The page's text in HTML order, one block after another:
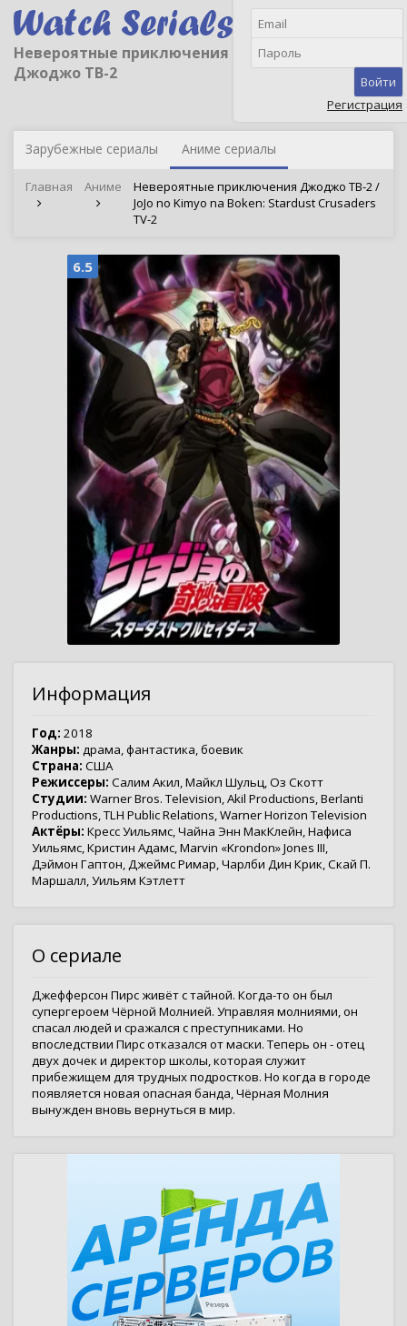
Невероятные приключения
Джоджо ТВ-2
Войти
Регистрация
Зарубежные сериалы Аниме сериалы
Главная Аниме
Невероятные приключения Джоджо ТВ-2 /
JoJo no Kimyo na Boken: Stardust Crusaders
TV-2
6.5
Информация
Год: 2018
Жанры: драма,фантастика,боевик
Страна: США
Режиссеры: Салим Акил,Майкл Шульц,Оз Скотт
Студии: Warner Bros. Television,Akil Productions,Berlanti
Productions,TLH Public Relations,Warner Horizon Television
Актёры: Кресс Уильямс,Чайна Энн МакКлейн,Нафиса
Уильямс,Кристин Адамс,Marvin «Krondon» Jones III,
Дэймон Гаптон,Джеймс Римар,Чарлби Дин Крик,Скай П.
Маршалл,Уильям Кэтлетт
О сериале
Джефферсон Пирс живёт с тайной. Когда-то он был
супергероем Чёрной Молнией. Управляя молниями, он
спасал людей и сражался с преступниками. Но
впоследствии Пирс отказался от маски. Теперь он - отец
двух дочек и директор школы, которая служит
прибежищем для трудных подростков. Но когда в городе
появляется новая опасная банда, Чёрная Молния
вынужден вновь вернуться в мир.